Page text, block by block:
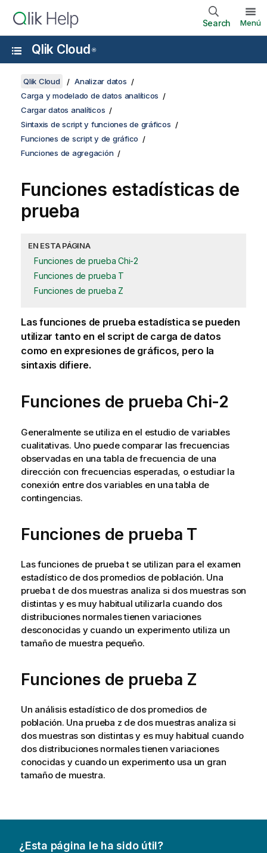
Search Menú
Qlik Cloud ®
Qlik Cloud
Analizar datos
Carga y modelado de datos analíticos
Cargar datos analíticos
Sintaxis de script y funciones de gráficos
Funciones de script y de gráfico
Funciones de agregación
Funciones estadísticas de
prueba
EN ESTA PÁGINA
Funciones de prueba Chi-2
Funciones de prueba T
Funciones de prueba Z
Las funciones de prueba estadística se pueden
utilizar tanto en el script de carga de datos
como en expresiones de gráficos, pero la
sintaxis difiere.
Funciones de prueba Chi-2
Generalmente se utiliza en el estudio de variables
cualitativas. Uno puede comparar las frecuencias
observadas en una tabla de frecuencia de una
dirección con frecuencias esperadas, o estudiar la
conexión entre dos variables en una tabla de
contingencias.
Funciones de prueba T
Las funciones de prueba t se utilizan para el examen
estadístico de dos promedios de población. Una
prueba t de dos muestras analiza si dos muestras son
distintas y es muy habitual utilizarla cuando dos
distribuciones normales tienen variaciones
desconocidas y cuando un experimento utiliza un
tamaño de muestra pequeño.
Funciones de prueba Z
Un análisis estadístico de dos promedios de
población. Una prueba z de dos muestras analiza si
dos muestras son distintas y es muy habitual cuando
dos distribuciones normales tienen variaciones
conocidas y cuando un experimento usa un gran
tamaño de muestra.
¿Esta página le ha sido útil?